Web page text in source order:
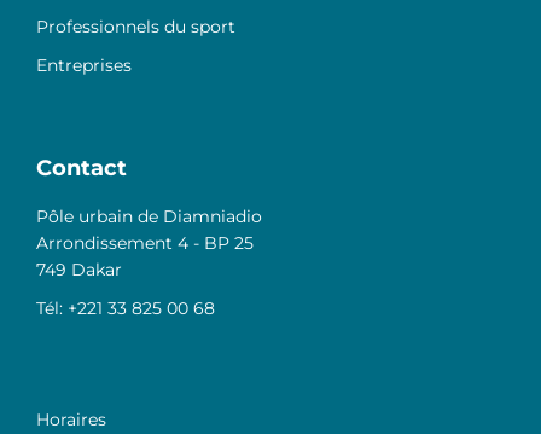
Professionnels du sport
Entreprises
Contact
Pôle urbain de Diamniadio
Arrondissement 4 - BP 25
749 Dakar
Tél: +221 33 825 00 68
Horaires